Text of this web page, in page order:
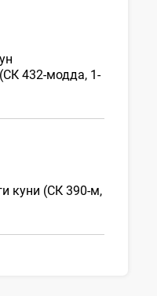
432-модда, 1-
куни (СК 390-м,